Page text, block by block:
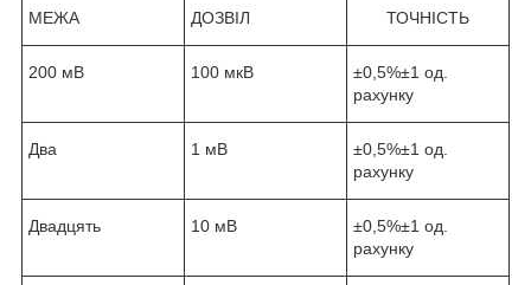
МЕЖА ДОЗВІЛ ТОЧНІСТЬ
200 мВ 100 мкВ
±0,5%±1 од.
рахунку
Два 1 мВ
±0,5%±1 од.
рахунку
Двадцять 10 мВ
±0,5%±1 од.
рахунку